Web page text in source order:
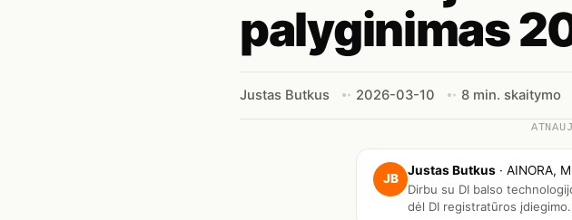
palyginimas
Justas Butkus 2026-03-10 8 min. skaitymo
JB
Justas Butkus · AINORA,
Dirbu su DI balso
dėl DI registratūros įdiegimo.